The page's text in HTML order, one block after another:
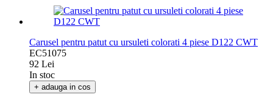
Carusel pentru patut cu ursuleti colorati 4 piese D122 CWT
EC51075
92 Lei
In stoc
+ adauga in cos